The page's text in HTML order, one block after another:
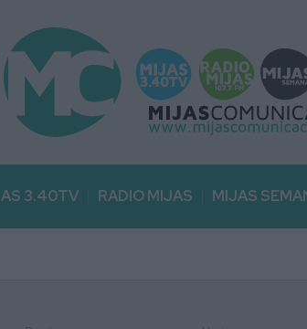
3.40TV RADIO MIJAS MIJAS